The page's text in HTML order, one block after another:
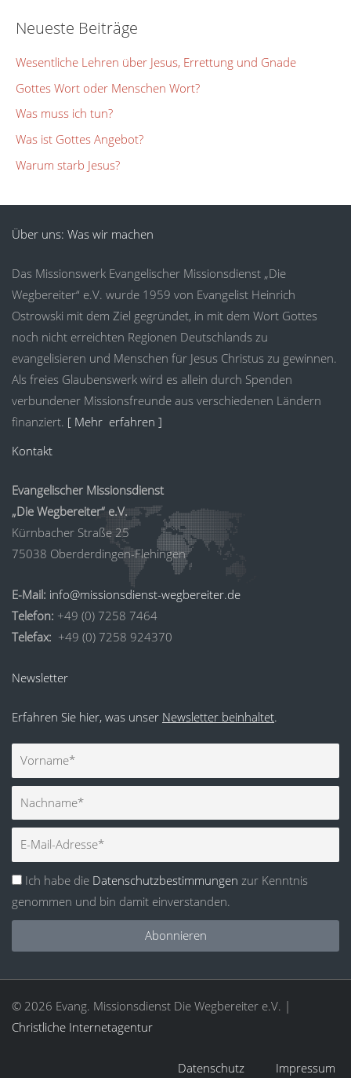
Neueste Beiträge
Wesentliche Lehren über Jesus, Errettung und Gnade
Gottes Wort oder Menschen Wort?
Was muss ich tun?
Was ist Gottes Angebot?
Warum starb Jesus?
Über uns: Was wir machen
Das Missionswerk Evangelischer Missionsdienst „Die
Wegbereiter“ e.V. wurde 1959 von Evangelist Heinrich
Ostrowski mit dem Ziel gegründet, in mit dem Wort Gottes
noch nicht erreichten Regionen Deutschlands zu
evangelisieren und Menschen für Jesus Christus zu gewinnen.
Als freies Glaubenswerk wird es allein durch Spenden
verbundener Missionsfreunde aus verschiedenen Ländern
finanziert. [ Mehr erfahren ]
Kontakt
Evangelischer Missionsdienst
„Die Wegbereiter“ e.V.
Kürnbacher Straße 25
75038 Oberderdingen-Flehingen
E-Mail: info@missionsdienst-wegbereiter.de
Telefon: +49 (0) 7258 7464
Telefax: +49 (0) 7258 924370
Newsletter
Erfahren Sie hier, was unser Newsletter beinhaltet.
Vorname
Nachname
Mail
Ich habe die Datenschutzbestimmungen zur Kenntnis
genommen und bin damit einverstanden.
Abonnieren
© 2026 Evang. Missionsdienst Die Wegbereiter e.V. |
Christliche Internetagentur
Datenschutz Impressum